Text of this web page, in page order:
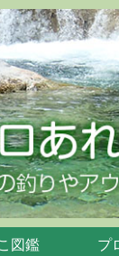
図鑑 プ